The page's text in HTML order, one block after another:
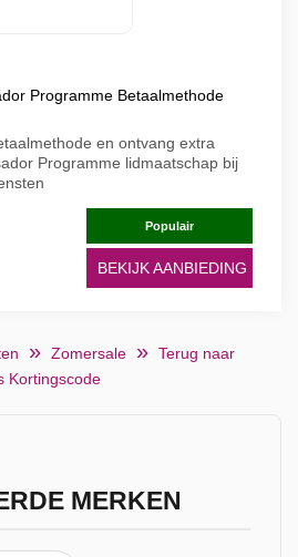
Programme Betaalmethode
en ontvang extra
Programme lidmaatschap bij
Populair
BEKIJK AANBIEDING
Zomersale
Terug naar
Kortingscode
MERKEN